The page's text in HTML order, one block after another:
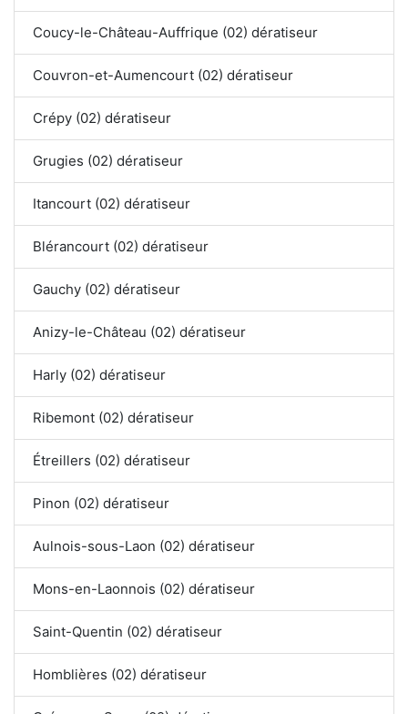
Coucy-le-Château-Auffrique (02) dératiseur
Couvron-et-Aumencourt (02) dératiseur
Crépy (02) dératiseur
Grugies (02) dératiseur
Itancourt (02) dératiseur
Blérancourt (02) dératiseur
Gauchy (02) dératiseur
Anizy-le-Château (02) dératiseur
Harly (02) dératiseur
Ribemont (02) dératiseur
Étreillers (02) dératiseur
Pinon (02) dératiseur
Aulnois-sous-Laon (02) dératiseur
Mons-en-Laonnois (02) dératiseur
Saint-Quentin (02) dératiseur
Homblières (02) dératiseur